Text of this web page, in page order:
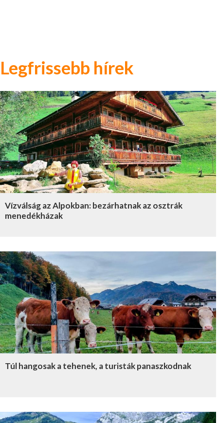
Legfrissebb hírek
Vízválság az Alpokban: bezárhatnak az osztrák
menedékházak
Túl hangosak a tehenek, a turisták panaszkodnak